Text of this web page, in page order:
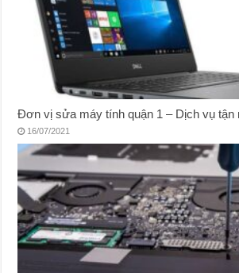
Đơn vị sửa máy tính quận 1 – Dịch vụ tận
16/07/2021